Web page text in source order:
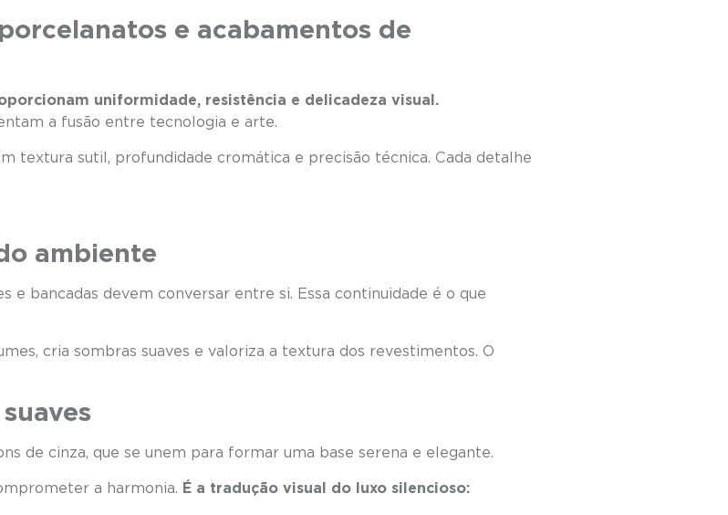
e acabamentos de
uniformidade, resistência e delicadeza visual.
a fusão entre tecnologia e arte.
textura sutil, profundidade cromática e precisão técnica. Cada detalhe
ambiente
e bancadas devem conversar entre si. Essa continuidade é o que
cria sombras suaves e valoriza a textura dos revestimentos. O
de cinza, que se unem para formar uma base serena e elegante.
a harmonia. É a tradução visual do luxo silencioso: